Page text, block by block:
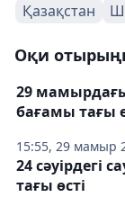
Қазақстан
Оқи
15:55, 29 мамыр
29
бағамы тағы
24 сәуірдегі
тағы өсті